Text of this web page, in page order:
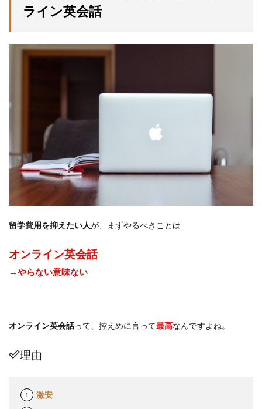
ライン英会話
留学費用を抑えたい人が、まずやるべきことは
オンライン英会話
→やらない意味ない
オンライン英会話って、控えめに言って最高なんですよね。
理由
激安